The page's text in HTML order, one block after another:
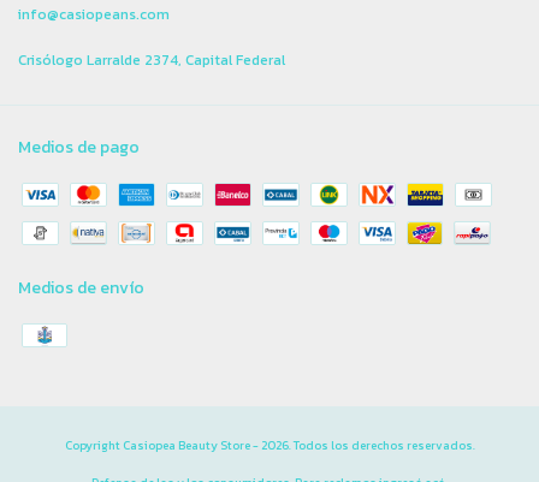
info@casiopeans.com
Crisólogo Larralde 2374, Capital Federal
Medios de pago
Medios de envío
Copyright Casiopea Beauty Store - 2026. Todos los derechos reservados.